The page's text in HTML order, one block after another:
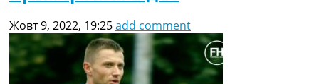
Жовт 9, 2022, 19:25add comment